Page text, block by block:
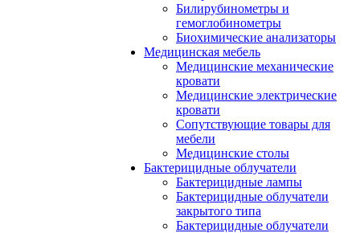
Билирубинометры и
гемоглобинометры
Биохимические анализаторы
Медицинская мебель
Медицинские механические
кровати
Медицинские электрические
кровати
Сопутствующие товары для
мебели
Медицинские столы
Бактерицидные облучатели
Бактерицидные лампы
Бактерицидные облучатели
закрытого типа
Бактерицидные облучатели